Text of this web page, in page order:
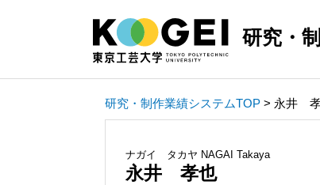
研究・
研究・制作業績システムTOP > 永井
ナガイ タカヤ NAGAI Takaya
永井 孝也